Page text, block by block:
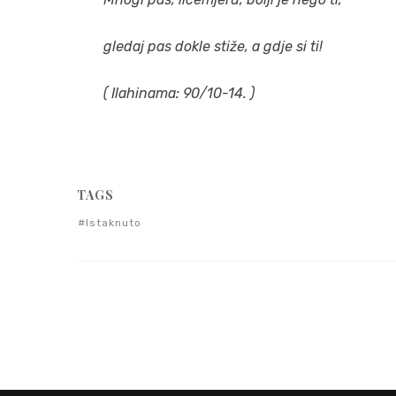
gledaj pas dokle stiže, a gdje si ti!
( Ilahinama: 90/10-14. )
TAGS
Istaknuto